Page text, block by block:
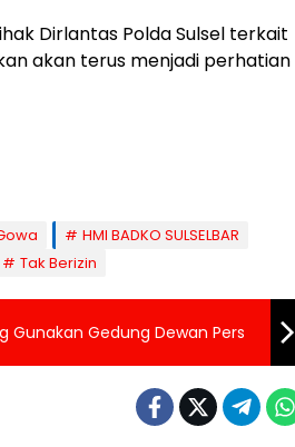
Dirlantas Polda Sulsel terkait
akan terus menjadi perhatian
HMI BADKO SULSELBAR
Tak Berizin
Gunakan Gedung Dewan Pers